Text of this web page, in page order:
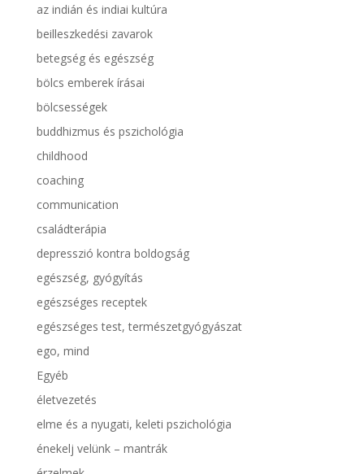
az indián és indiai kultúra
beilleszkedési zavarok
betegség és egészség
bölcs emberek írásai
bölcsességek
buddhizmus és pszichológia
childhood
coaching
communication
családterápia
depresszió kontra boldogság
egészség, gyógyítás
egészséges receptek
egészséges test, természetgyógyászat
ego, mind
Egyéb
életvezetés
elme és a nyugati, keleti pszichológia
énekelj velünk – mantrák